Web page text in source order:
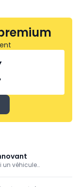
un véhicule